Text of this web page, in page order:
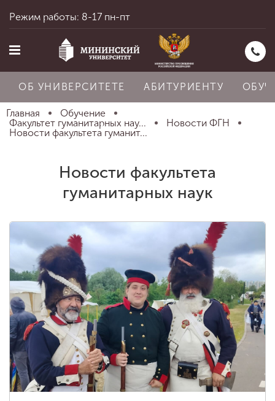
Об университете
Абитуриенту
Обучение
Наука
Международная
деятельность
Режим работы: 8-17 пн-пт
ОБ УНИВЕРСИТЕТЕ АБИТУРИЕНТУ
Главная
Обучение
Факультет гуманитарных нау...
Новости ФГН
Новости факультета гуманит...
Новости факультета
гуманитарных наук